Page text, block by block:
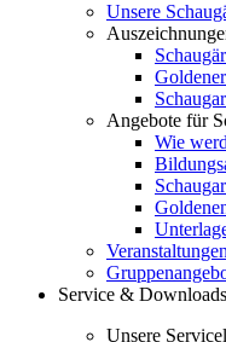
Unsere
Angebote für
Wie
Veranstaltungen
Service & Downloads
Unsere